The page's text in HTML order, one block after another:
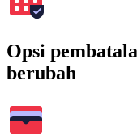
Opsi
berubah